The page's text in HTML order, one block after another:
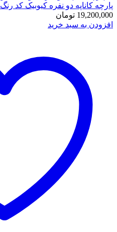
پارچه کاناپه دو نفره کیوبیک کد رنگ 813
19,200,000 تومان
افزودن به سبد خرید